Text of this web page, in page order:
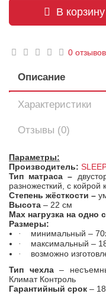
В корзину
0 отзывов
Описание
Характеристики
Отзывы (0)
Параметры:
Производитель:
Тип матраса –
разножесткий, с койрой
Степень жёсткости –
Высота – 22 см
Max нагрузка на одно
Размеры:
· минимальный –
· максимальный –
·
возможно
Тип чехла–
Климат Контроль
Гарантийный срок –